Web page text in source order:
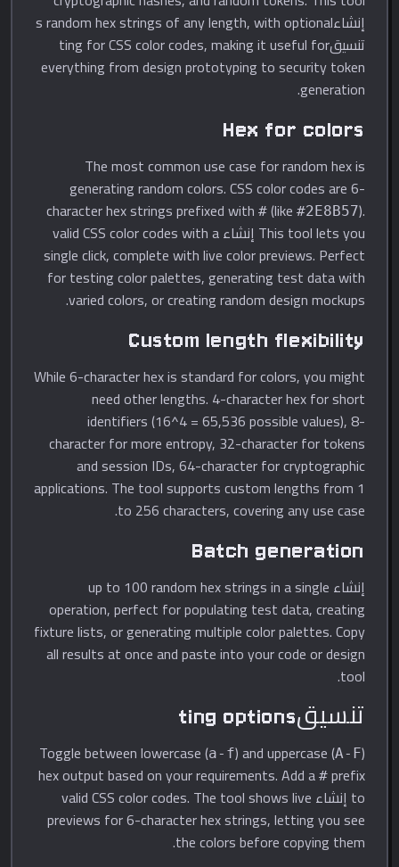
إنشاءs random hex strings of any length, with optional
تنسيقting for CSS color codes, making it useful for
everything from design prototyping to security token
generation.
Hex for colors
The most common use case for random hex is
generating random colors. CSS color codes are 6-
character hex strings prefixed with # (like #2E8B57).
This tool lets you إنشاء valid CSS color codes with a
single click, complete with live color previews. Perfect
for testing color palettes, generating test data with
varied colors, or creating random design mockups.
Custom length flexibility
While 6-character hex is standard for colors, you might
need other lengths. 4-character hex for short
identifiers (16^4 = 65,536 possible values), 8-
character for more entropy, 32-character for tokens
and session IDs, 64-character for cryptographic
applications. The tool supports custom lengths from 1
to 256 characters, covering any use case.
Batch generation
إنشاء up to 100 random hex strings in a single
operation, perfect for populating test data, creating
fixture lists, or generating multiple color palettes. Copy
all results at once and paste into your code or design
tool.
تنسيقting options
Toggle between lowercase (a-f) and uppercase (A-F)
hex output based on your requirements. Add a # prefix
to إنشاء valid CSS color codes. The tool shows live
previews for 6-character hex strings, letting you see
the colors before copying them.